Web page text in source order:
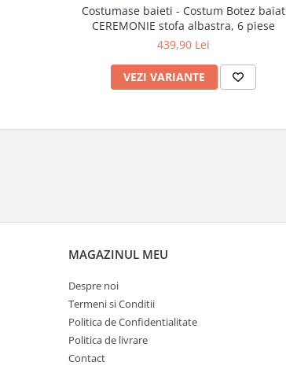
Costumase baieti - Costum Botez baiat
CEREMONIE stofa albastra, 6 piese
439,90 Lei
VEZI VARIANTE
MAGAZINUL MEU
Despre noi
Termeni si Conditii
Politica de Confidentialitate
Politica de livrare
Contact